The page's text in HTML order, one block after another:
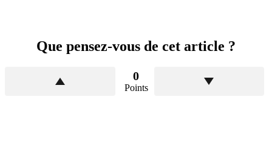
Que pensez-vous de cet article ?
0
Points